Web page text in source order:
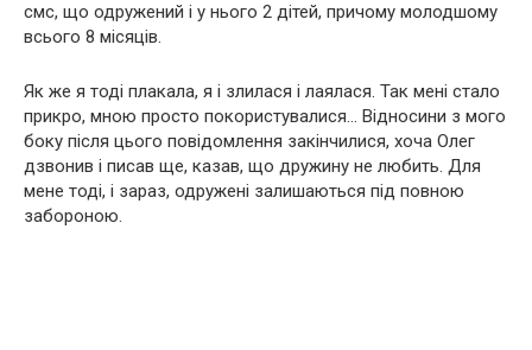
смс, що одружений і у нього 2 дітей, причому молодшому
всього 8 місяців.
Як же я тоді плакала, я і злилася і лаялася. Так мені стало
прикро, мною просто покористувалися… Відносини з мого
боку після цього повідомлення закінчилися, хоча Олег
дзвонив і писав ще, казав, що дружину не любить. Для
мене тоді, і зараз, одружені залишаються під повною
забороною.